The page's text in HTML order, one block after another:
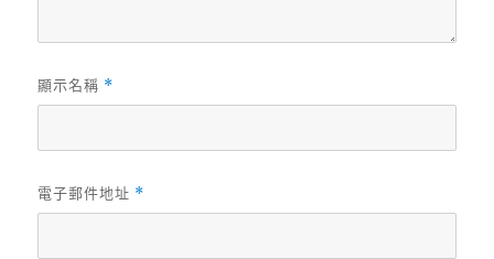
顯示名稱 *
電子郵件地址 *